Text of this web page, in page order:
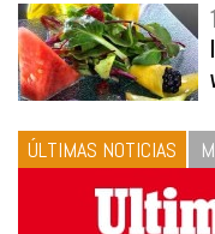
ÚLTIMAS NOTICIAS